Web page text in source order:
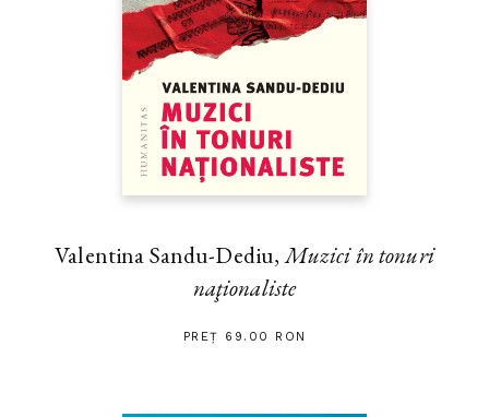
Valentina Sandu-Dediu,Muzici în tonuri
naţionaliste
PREȚ 69.00 RON